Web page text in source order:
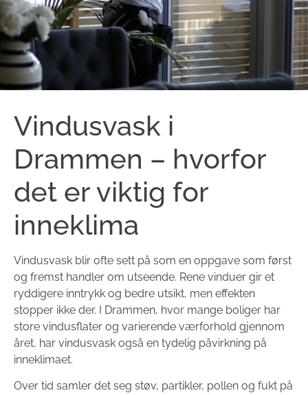
Vindusvask i
Drammen – hvorfor
det er viktig for
inneklima
Vindusvask blir ofte sett på som en oppgave som først
og fremst handler om utseende. Rene vinduer gir et
ryddigere inntrykk og bedre utsikt, men effekten
stopper ikke der. I Drammen, hvor mange boliger har
store vindusflater og varierende værforhold gjennom
året, har vindusvask også en tydelig påvirkning på
inneklimaet.
Over tid samler det seg støv, partikler, pollen og fukt på